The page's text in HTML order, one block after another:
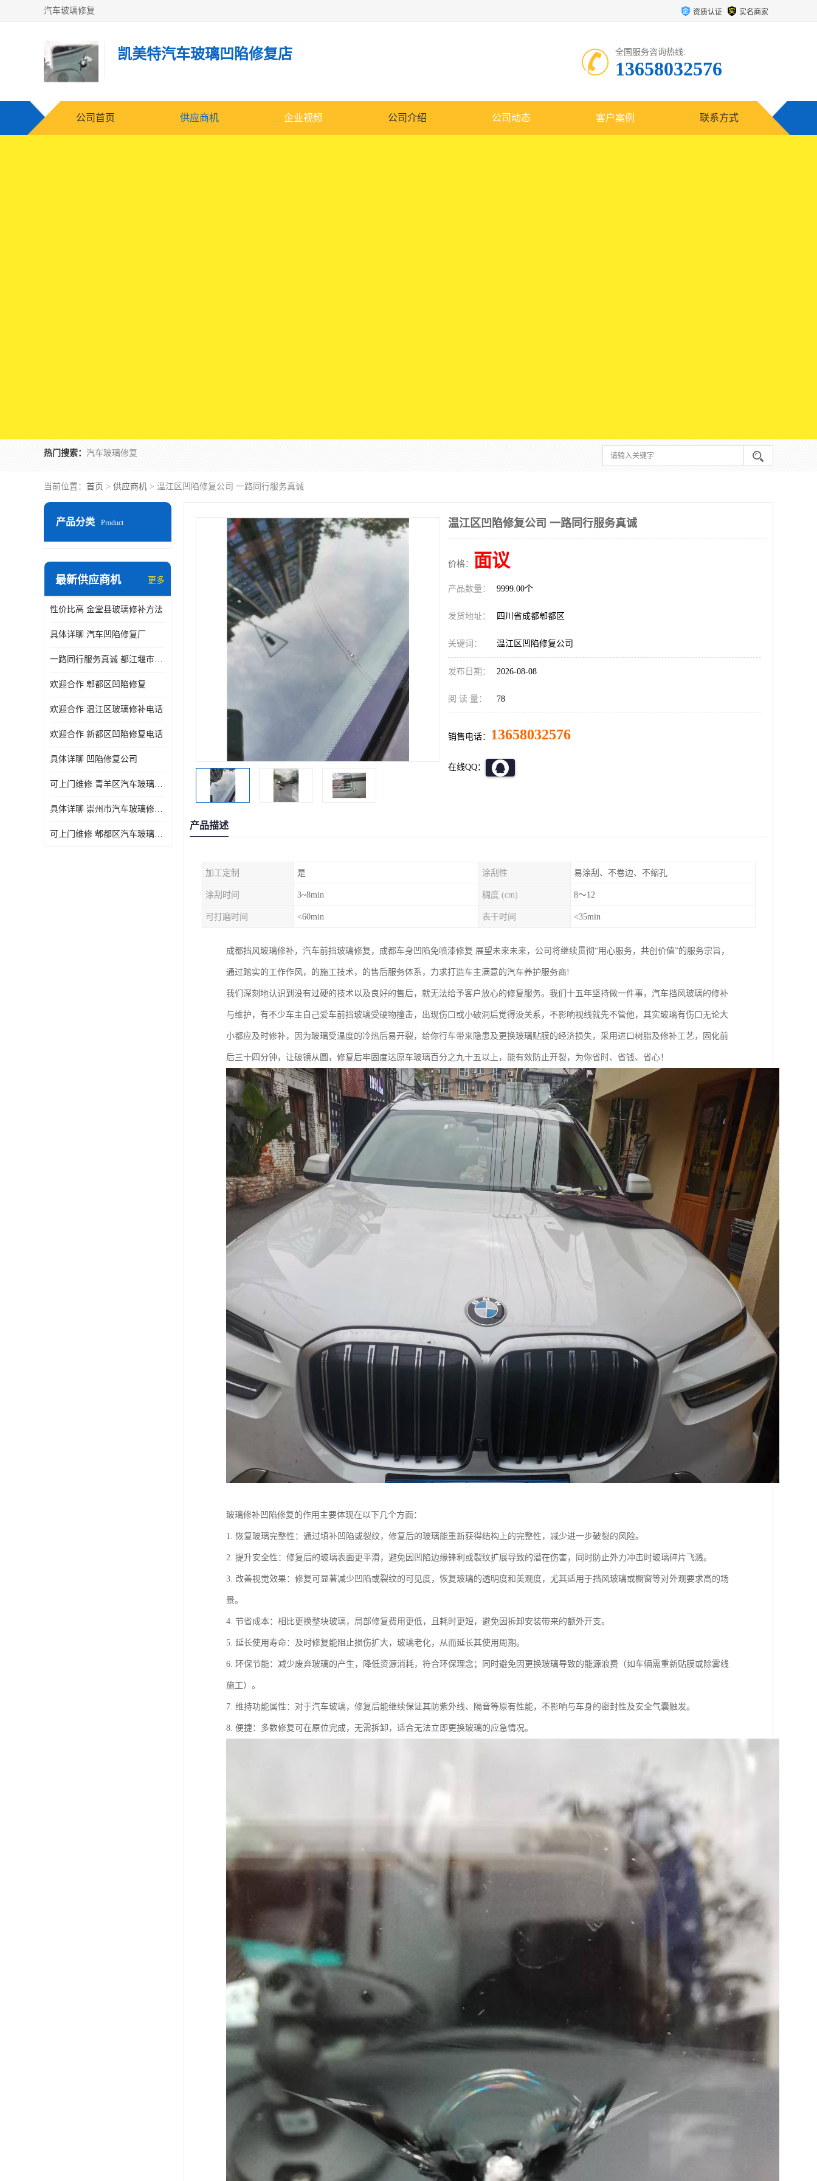
汽车玻璃修复 资质认证 实名商家
凯美特汽车玻璃凹陷修复店 全国服务咨询热线:
13658032576
公司首页 供应商机 企业视频 公司介绍 公司动态 客户案例 联系方式
热门搜索： 汽车玻璃修复
当前位置： 首页 > 供应商机 > 温江区凹陷修复公司 一路同行服务真诚
产品分类 Product
最新供应商机 更多
性价比高 金堂县玻璃修补方法
具体详聊 汽车凹陷修复厂
一路同行服务真诚 都江堰市凹陷修复厂商直供
欢迎合作 郫都区凹陷修复
欢迎合作 温江区玻璃修补电话
欢迎合作 新都区凹陷修复电话
具体详聊 凹陷修复公司
可上门维修 青羊区汽车玻璃修补公司
具体详聊 崇州市汽车玻璃修补厂家
可上门维修 郫都区汽车玻璃修补电话
温江区凹陷修复公司 一路同行服务真诚
价格： 面议
产品数量： 9999.00个
发货地址： 四川省成都郫都区
关键词： 温江区凹陷修复公司
发布日期： 2026-08-08
阅 读 量： 78
销售电话： 13658032576
在线QQ：
产品描述
加工定制 是 涂刮性 易涂刮、不卷边、不缩孔
涂刮时间 3~8min 稠度 (cm) 8～12
可打磨时间 <60min 表干时间 <35min
成都挡风玻璃修补，汽车前挡玻璃修复，成都车身凹陷免喷漆修复 展望未来未来，公司将继续贯彻“用心服务，共创价值”的服务宗旨，
通过踏实的工作作风，的施工技术，的售后服务体系，力求打造车主满意的汽车养护服务商!
我们深刻地认识到没有过硬的技术以及良好的售后，就无法给予客户放心的修复服务。我们十五年坚持做一件事，汽车挡风玻璃的修补
与维护，有不少车主自己爱车前挡玻璃受硬物撞击，出现伤口或小破洞后觉得没关系，不影响视线就先不管他，其实玻璃有伤口无论大
小都应及时修补，因为玻璃受温度的冷热后易开裂，给你行车带来隐患及更换玻璃贴膜的经济损失，采用进口树脂及修补工艺，固化前
后三十四分钟，让破镜从圆，修复后牢固度达原车玻璃百分之九十五以上，能有效防止开裂，为你省时、省钱、省心！
玻璃修补凹陷修复的作用主要体现在以下几个方面：
1. 恢复玻璃完整性：通过填补凹陷或裂纹，修复后的玻璃能重新获得结构上的完整性，减少进一步破裂的风险。
2. 提升安全性：修复后的玻璃表面更平滑，避免因凹陷边缘锋利或裂纹扩展导致的潜在伤害，同时防止外力冲击时玻璃碎片飞溅。
3. 改善视觉效果：修复可显著减少凹陷或裂纹的可见度，恢复玻璃的透明度和美观度，尤其适用于挡风玻璃或橱窗等对外观要求高的场
景。
4. 节省成本：相比更换整块玻璃，局部修复费用更低，且耗时更短，避免因拆卸安装带来的额外开支。
5. 延长使用寿命：及时修复能阻止损伤扩大，玻璃老化，从而延长其使用周期。
6. 环保节能：减少废弃玻璃的产生，降低资源消耗，符合环保理念；同时避免因更换玻璃导致的能源浪费（如车辆需重新贴膜或除雾线
施工）。
7. 维持功能属性：对于汽车玻璃，修复后能继续保证其防紫外线、隔音等原有性能，不影响与车身的密封性及安全气囊触发。
8. 便捷：多数修复可在原位完成，无需拆卸，适合无法立即更换玻璃的应急情况。